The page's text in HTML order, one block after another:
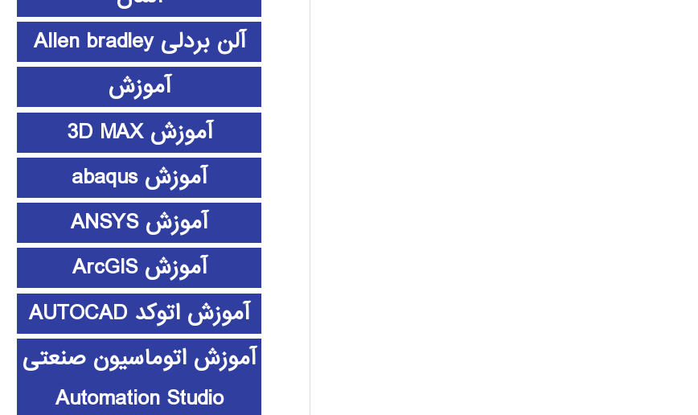
آلن بردلی Allen bradley
آموزش
آموزش 3D MAX
آموزش abaqus
آموزش ANSYS
آموزش ArcGIS
آموزش اتوکد AUTOCAD
آموزش اتوماسیون صنعتی
Automation Studio